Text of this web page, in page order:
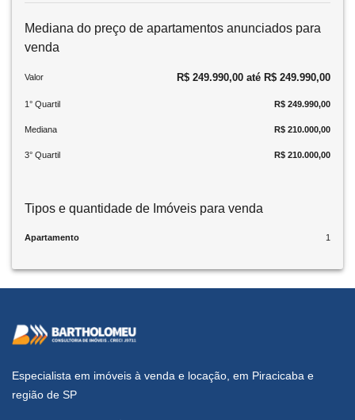
Mediana do preço de apartamentos anunciados para
venda
Valor R$ 249.990,00 até R$ 249.990,00
1° Quartil R$ 249.990,00
Mediana R$ 210.000,00
3° Quartil R$ 210.000,00
Tipos e quantidade de Imóveis para venda
Apartamento 1
Especialista em imóveis à venda e locação, em Piracicaba e
região de SP